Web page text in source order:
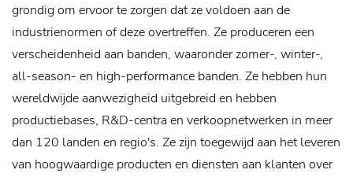
grondig om ervoor te zorgen dat ze voldoen aan de
industrienormen of deze overtreffen. Ze produceren een
verscheidenheid aan banden, waaronder zomer-, winter-,
all-season- en high-performance banden. Ze hebben hun
wereldwijde aanwezigheid uitgebreid en hebben
productiebases, R&D-centra en verkoopnetwerken in meer
dan 120 landen en regio's. Ze zijn toegewijd aan het leveren
van hoogwaardige producten en diensten aan klanten over